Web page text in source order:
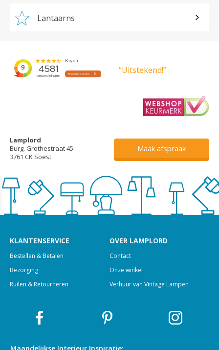
Lantaarns
“Uitstekend!”
Lamplord
Burg. Grothestraat 45
3761 CK Soest
Maak afspraak
KLANTENSERVICE
Bestellen & Betalen
Bezorging
Ruilen & Retourneren
OVER LAMPLORD
Contact
Onze winkel
Verhuur van Vintage Lampen